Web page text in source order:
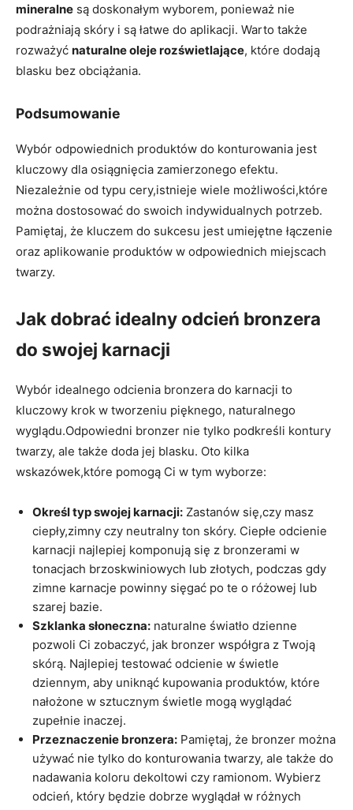
‍mineralne ‍są doskonałym⁤ wyborem, ponieważ nie
podrażniają skóry⁣ i są łatwe do ​aplikacji. Warto także
rozważyć naturalne ‍oleje rozświetlające, które dodają
blasku bez obciążania.
Podsumowanie
Wybór odpowiednich ⁤produktów do‍ konturowania jest​
kluczowy‍ dla osiągnięcia zamierzonego efektu.
Niezależnie od⁢ typu⁤ cery,istnieje wiele możliwości,które
można​ dostosować do swoich indywidualnych potrzeb.
Pamiętaj, że ⁣kluczem do ‍sukcesu jest umiejętne łączenie
oraz aplikowanie produktów w‌ odpowiednich miejscach
twarzy.
Jak dobrać idealny odcień ​bronzera
do swojej karnacji
Wybór idealnego odcienia bronzera⁣ do​ karnacji to ​
kluczowy ⁤krok w tworzeniu pięknego, naturalnego
wyglądu.Odpowiedni bronzer ‌nie⁢ tylko podkreśli kontury‍
twarzy, ale także doda jej ⁤blasku. Oto kilka
wskazówek,które pomogą Ci⁢ w tym wyborze:
Określ typ swojej karnacji: Zastanów się,czy masz
ciepły,zimny czy neutralny ton⁤ skóry. ⁣Ciepłe ​odcienie
karnacji najlepiej komponują się ⁣z bronzerami w
tonacjach ⁣brzoskwiniowych lub złotych,‌ podczas gdy
zimne‍ karnacje powinny sięgać po te o różowej lub⁣
szarej bazie.
Szklanka słoneczna: naturalne światło dzienne
pozwoli Ci zobaczyć, jak bronzer ‌współgra z Twoją
skórą. Najlepiej testować odcienie w świetle
dziennym, aby​ uniknąć‍ kupowania produktów, które⁣
nałożone w‍ sztucznym świetle‍ mogą wyglądać
zupełnie inaczej.
Przeznaczenie bronzera: Pamiętaj, że‌ bronzer ​można
używać nie tylko do konturowania‍ twarzy, ale także do
nadawania koloru dekoltowi czy​ ramionom. Wybierz
‌odcień, który będzie ⁣dobrze wyglądał w ‌różnych